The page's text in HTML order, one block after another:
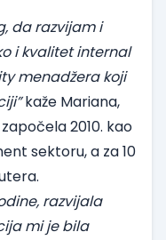
da razvijam i
i kvalitet internal
menadžera koji
kaže Mariana,
2010. kao
sektoru, a za 10
razvijala
mi je bila